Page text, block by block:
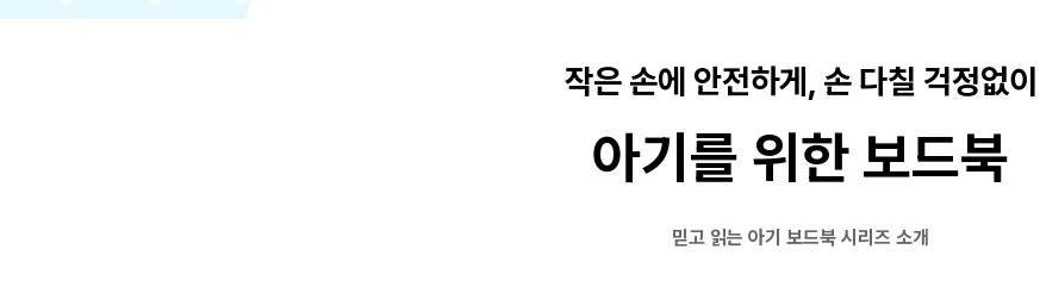
작은 손에 안전하게, 손 다칠 걱정없이
아기를 위한 보드북
믿고 읽는 아기 보드북 시리즈 소개